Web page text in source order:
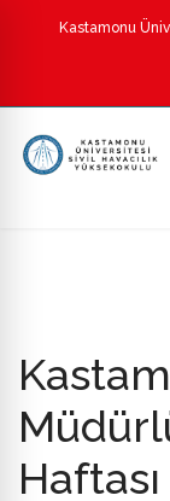
Kastamonu